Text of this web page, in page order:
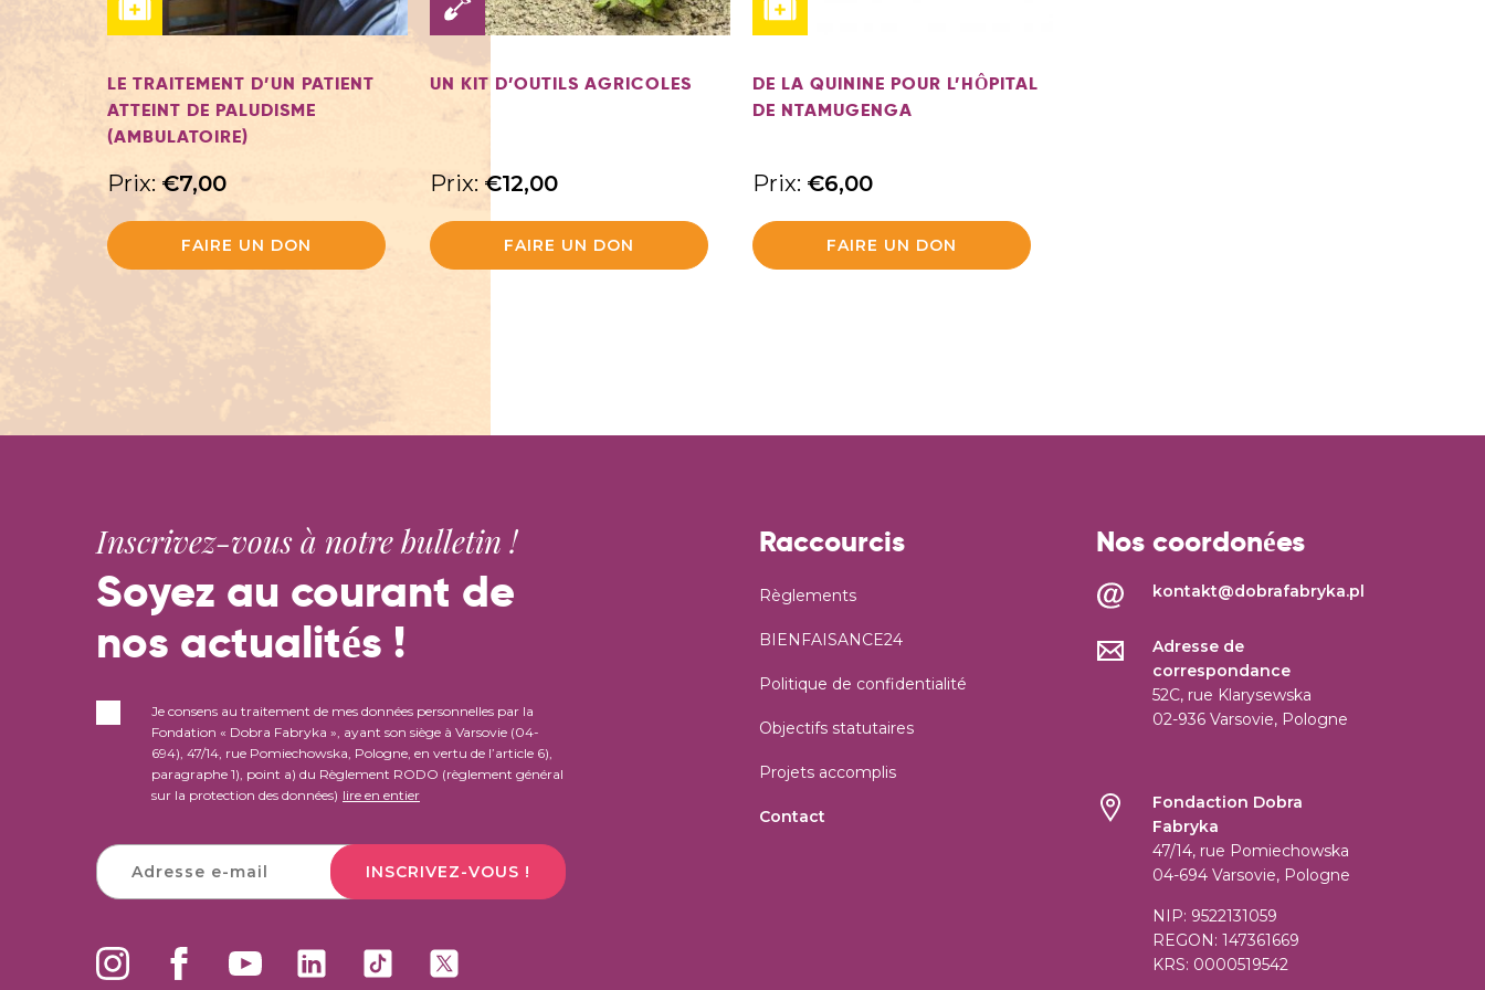
LE TRAITEMENT D’UN PATIENT
ATTEINT DE PALUDISME
(AMBULATOIRE)
Prix: €7,00
FAIRE UN DON
UN KIT D’OUTILS AGRICOLES
Prix: €12,00
FAIRE UN DON
DE LA QUININE POUR L’HÔPITAL
DE NTAMUGENGA
Prix: €6,00
FAIRE UN DON
Inscrivez-vous à notre bulletin !
Soyez au courant de
nos actualités !
Je consens au traitement de mes données personnelles par la
Fondation « Dobra Fabryka », ayant son siège à Varsovie (04-
694), 47/14, rue Pomiechowska, Pologne, en vertu de l’article 6),
paragraphe 1), point a) du Règlement RODO (règlement général
sur la protection des données) lire en entier
INSCRIVEZ-VOUS !
Raccourcis
Règlements
BIENFAISANCE24
Politique de confidentialité
Objectifs statutaires
Projets accomplis
Contact
Nos coordonées
kontakt@dobrafabryka.pl
Adresse de
correspondance
52C, rue Klarysewska
02-936 Varsovie, Pologne
Fondaction Dobra
Fabryka
47/14, rue Pomiechowska
04-694 Varsovie, Pologne
NIP: 9522131059
REGON: 147361669
KRS: 0000519542